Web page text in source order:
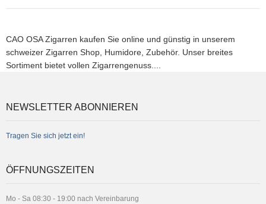
CAO OSA Zigarren kaufen Sie online und günstig in unserem
schweizer Zigarren Shop, Humidore, Zubehör. Unser breites
Sortiment bietet vollen Zigarrengenuss....
NEWSLETTER ABONNIEREN
Tragen Sie sich jetzt ein!
ÖFFNUNGSZEITEN
Mo - Sa 08:30 - 19:00 nach Vereinbarung